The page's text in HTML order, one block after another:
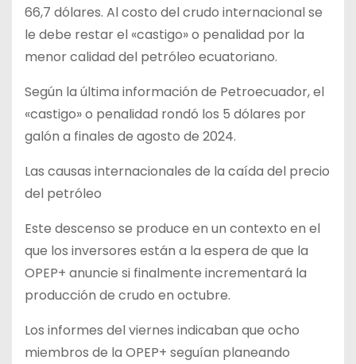
66,7 dólares. Al costo del crudo internacional se
le debe restar el «castigo» o penalidad por la
menor calidad del petróleo ecuatoriano.
Según la última información de Petroecuador, el
«castigo» o penalidad rondó los 5 dólares por
galón a finales de agosto de 2024.
Las causas internacionales de la caída del precio
del petróleo
Este descenso se produce en un contexto en el
que los inversores están a la espera de que la
OPEP+ anuncie si finalmente incrementará la
producción de crudo en octubre.
Los informes del viernes indicaban que ocho
miembros de la OPEP+ seguían planeando